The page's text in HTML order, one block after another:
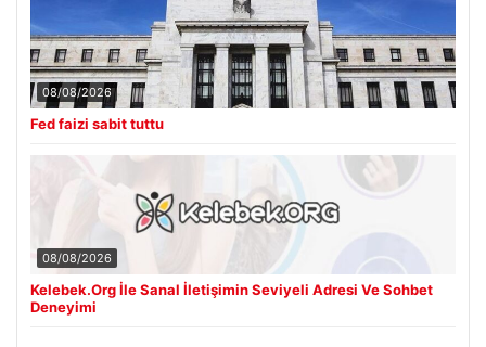
08/08/2026
Fed faizi sabit tuttu
08/08/2026
Kelebek.Org İle Sanal İletişimin Seviyeli Adresi Ve Sohbet
Deneyimi